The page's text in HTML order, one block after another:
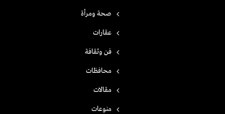
صحة ومرأة
عقارات
فن وثقافة
محافظات
مقالات
منوعات